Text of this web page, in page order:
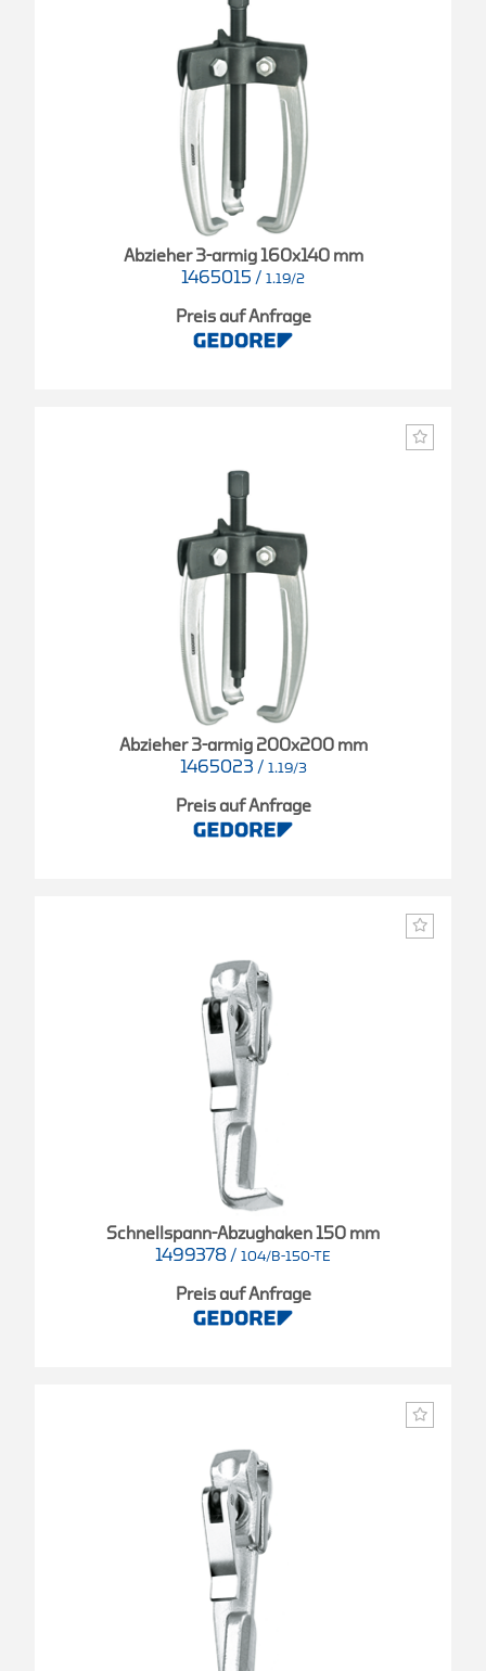
Abzieher 3-armig 160x140 mm
1465015 / 1.19/2
Preis auf Anfrage
Abzieher 3-armig 200x200 mm
1465023 / 1.19/3
Preis auf Anfrage
Schnellspann-Abzughaken 150 mm
1499378 / 104/B-150-TE
Preis auf Anfrage